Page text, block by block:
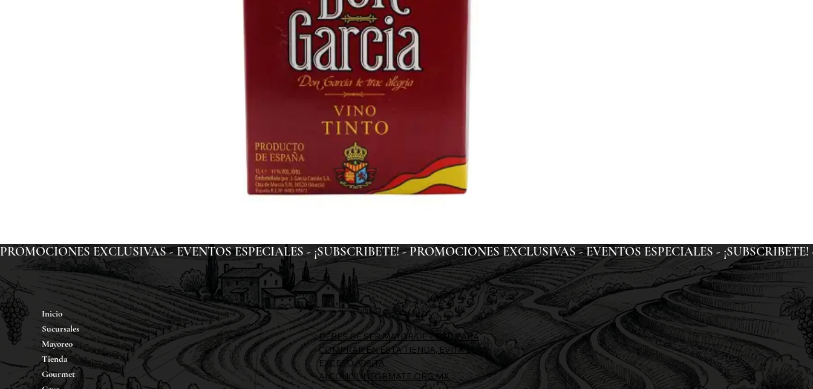
PROMOCIONES EXCLUSIVAS - EVENTOS ESPECIALES - ¡SUBSCRIBETE! -
Inicio
Sucursales
Mayoreo
Tienda
Gourmet
DEBES DE SER MAYOR DE EDAD PARA
COMPRAR EN ESTA TIENDA, EVITA EL
EXCESO, VISITA
ALCOHOLINFORMATE.ORG.MX